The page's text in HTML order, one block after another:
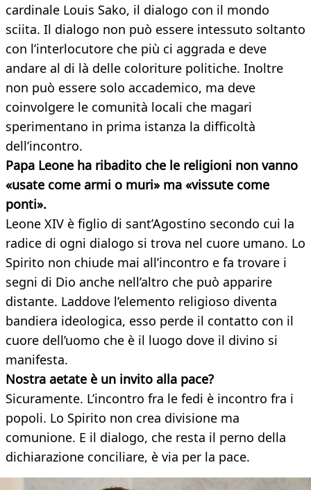
cardinale Louis Sako, il dialogo con il mondo
sciita. Il dialogo non può essere intessuto soltanto
con l’interlocutore che più ci aggrada e deve
andare al di là delle coloriture politiche. Inoltre
non può essere solo accademico, ma deve
coinvolgere le comunità locali che magari
sperimentano in prima istanza la difficoltà
dell’incontro.
Papa Leone ha ribadito che le religioni non vanno
«usate come armi o muri» ma «vissute come
ponti».
Leone XIV è figlio di sant’Agostino secondo cui la
radice di ogni dialogo si trova nel cuore umano. Lo
Spirito non chiude mai all’incontro e fa trovare i
segni di Dio anche nell’altro che può apparire
distante. Laddove l’elemento religioso diventa
bandiera ideologica, esso perde il contatto con il
cuore dell’uomo che è il luogo dove il divino si
manifesta.
Nostra aetate è un invito alla pace?
Sicuramente. L’incontro fra le fedi è incontro fra i
popoli. Lo Spirito non crea divisione ma
comunione. E il dialogo, che resta il perno della
dichiarazione conciliare, è via per la pace.